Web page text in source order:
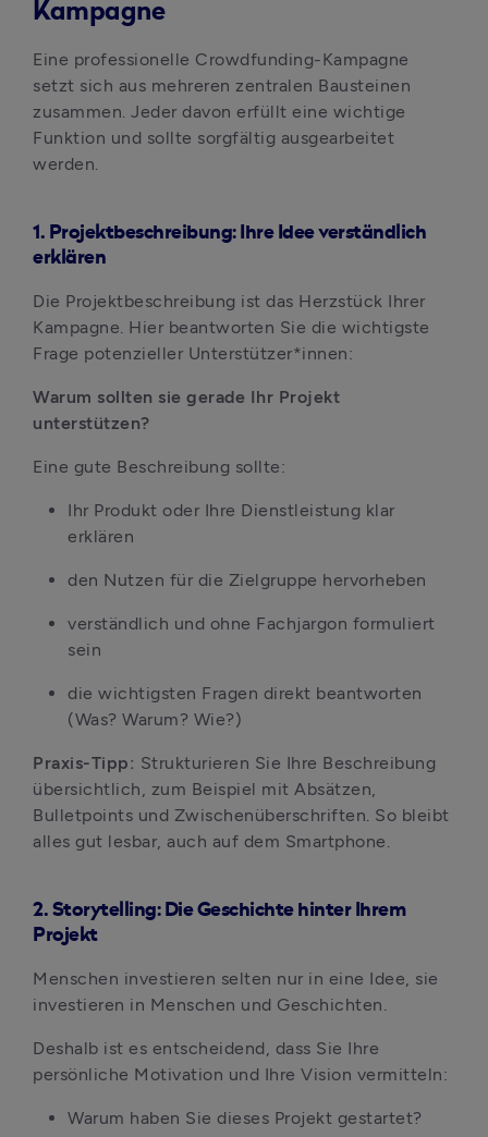
Kampagne
Eine professionelle Crowdfunding-Kampagne
setzt sich aus mehreren zentralen Bausteinen
zusammen. Jeder davon erfüllt eine wichtige
Funktion und sollte sorgfältig ausgearbeitet
werden.
1. Projektbeschreibung: Ihre Idee verständlich
erklären
Die Projektbeschreibung ist das Herzstück Ihrer
Kampagne. Hier beantworten Sie die wichtigste
Frage potenzieller Unterstützer*innen:
Warum sollten sie gerade Ihr Projekt
unterstützen?
Eine gute Beschreibung sollte:
Ihr Produkt oder Ihre Dienstleistung klar
erklären
den Nutzen für die Zielgruppe hervorheben
verständlich und ohne Fachjargon formuliert
sein
die wichtigsten Fragen direkt beantworten
(Was? Warum? Wie?)
Praxis-Tipp: Strukturieren Sie Ihre Beschreibung
übersichtlich, zum Beispiel mit Absätzen,
Bulletpoints und Zwischenüberschriften. So bleibt
alles gut lesbar, auch auf dem Smartphone.
2. Storytelling: Die Geschichte hinter Ihrem
Projekt
Menschen investieren selten nur in eine Idee, sie
investieren in Menschen und Geschichten.
Deshalb ist es entscheidend, dass Sie Ihre
persönliche Motivation und Ihre Vision vermitteln:
Warum haben Sie dieses Projekt gestartet?